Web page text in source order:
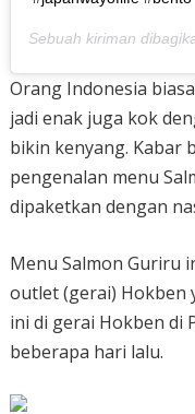
Sebuah kiriman
Orang Indonesia
jadi enak juga kok
bikin kenyang. Kabar
pengenalan menu
dipaketkan dengan
Menu Salmon Guriru
outlet (gerai) Hokben
ini di gerai Hokben di
beberapa hari lalu.